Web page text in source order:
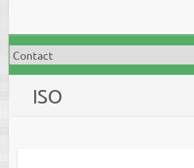
ISO